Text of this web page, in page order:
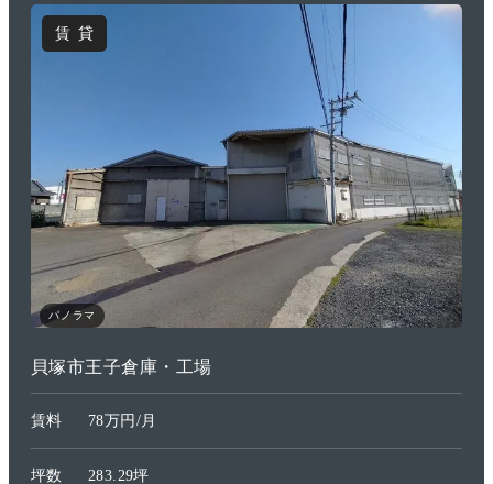
賃貸
パノラマ
貝塚市王子倉庫・工場
賃料 78万円/月
坪数 283.29坪